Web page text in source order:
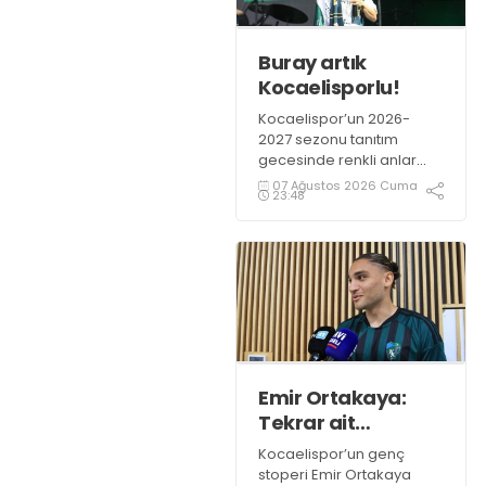
Buray artık
Kocaelisporlu!
Kocaelispor’un 2026-
2027 sezonu tanıtım
gecesinde renkli anlar
yaşandı. Kocaelispor
Başkanı Recep Durul,
Kocaelispor formasını
giydirdi.
07 Ağustos 2026 Cuma
23:48
Emir Ortakaya:
Tekrar ait
olduğum
yerdeyim
Kocaelispor’un genç
stoperi Emir Ortakaya